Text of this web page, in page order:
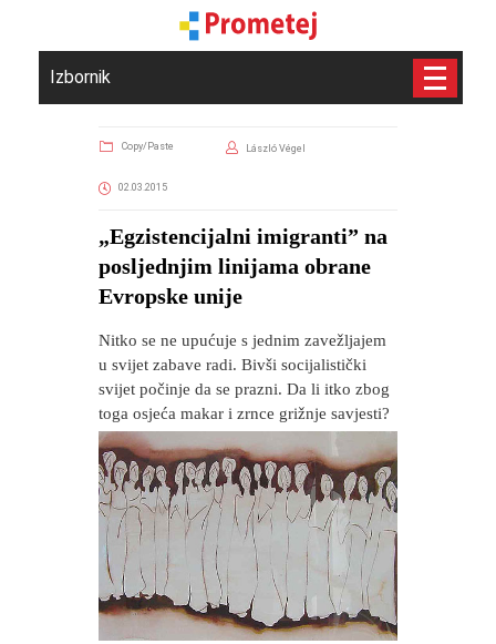
Izbornik
Copy/Paste László Végel
02.03.2015
„Egzistencijalni imigranti” na
posljednjim linijama obrane
Evropske unije
Nitko se ne upućuje s jednim zavežljajem
u svijet zabave radi. Bivši socijalistički
svijet počinje da se prazni. Da li itko zbog
toga osjeća makar i zrnce grižnje savjesti?